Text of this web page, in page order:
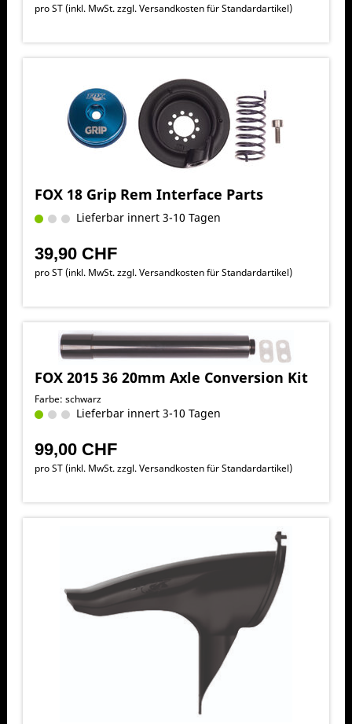
pro ST (inkl. MwSt. zzgl.Versandkosten für Standardartikel)
FOX 18 Grip Rem Interface Parts
Lieferbar innert 3-10 Tagen
39,90 CHF
pro ST (inkl. MwSt. zzgl.Versandkosten für Standardartikel)
FOX 2015 36 20mm Axle Conversion Kit
Farbe: schwarz
Lieferbar innert 3-10 Tagen
99,00 CHF
pro ST (inkl. MwSt. zzgl.Versandkosten für Standardartikel)